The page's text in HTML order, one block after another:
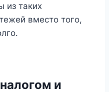
из таких
вместо того,
и